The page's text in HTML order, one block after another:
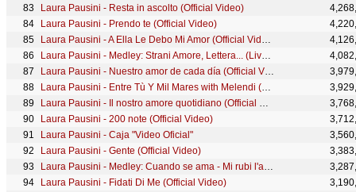
Laura Pausini - Resta in ascolto (Official Video)
Laura Pausini - Prendo te (Official Video)
Laura Pausini - A Ella Le Debo Mi Amor (Official Video)
Laura Pausini - Medley: Strani Amore, Lettera... (Live in Paris 05)
Laura Pausini - Nuestro amor de cada día (Official Video)
Laura Pausini - Entre Tù Y Mil Mares with Melendi (Official Video)
Laura Pausini - Il nostro amore quotidiano (Official Video)
Laura Pausini - 200 note (Official Video)
Laura Pausini - Caja "Video Oficial"
Laura Pausini - Gente (Official Video)
Laura Pausini - Medley: Cuando se ama - Mi rubi l'anima - ... (Live)
Laura Pausini - Fidati Di Me (Official Video)